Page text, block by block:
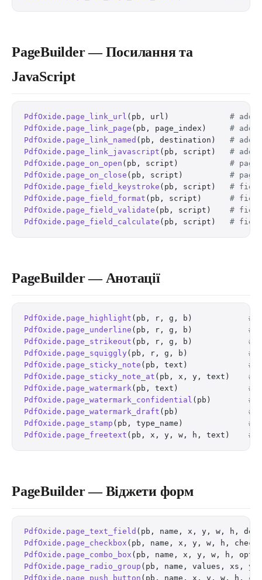
PageBuilder — Посилання та
JavaScript
PdfOxide . page_link_url (pb, url) # add
PdfOxide . page_link_page (pb, page_index) # add
PdfOxide . page_link_named (pb, destination) # add
PdfOxide . page_link_javascript (pb, script) # add
PdfOxide . page_on_open (pb, script) #
PdfOxide . page_on_close (pb, script) #
PdfOxide . page_field_keystroke (pb, script) # field
PdfOxide . page_field_format (pb, script) # field
PdfOxide . page_field_validate (pb, script) # field
PdfOxide . page_field_calculate (pb, script) # field
PageBuilder — Анотації
PdfOxide . page_highlight (pb, r, g, b) #
PdfOxide . page_underline (pb, r, g, b) #
PdfOxide . page_strikeout (pb, r, g, b) #
PdfOxide . page_squiggly (pb, r, g, b) #
PdfOxide . page_sticky_note (pb, text) #
PdfOxide . page_sticky_note_at (pb, x, y, text) #
PdfOxide . page_watermark(pb, text) #
PdfOxide . page_watermark_confidential (pb) #
PdfOxide . page_watermark_draft (pb) #
PdfOxide . page_stamp (pb, type_name) #
PdfOxide . page_freetext (pb, x, y, w, h, text) #
PageBuilder — Віджети форм
PdfOxide . page_text_field (pb, name, x, y, w, h,
PdfOxide . page_checkbox (pb, name, x, y,
PdfOxide . page_combo_box (pb, name, x, y, w, h,
PdfOxide . page_radio_group (pb, name, values, xs,
PdfOxide . page_push_button (pb, name, x,